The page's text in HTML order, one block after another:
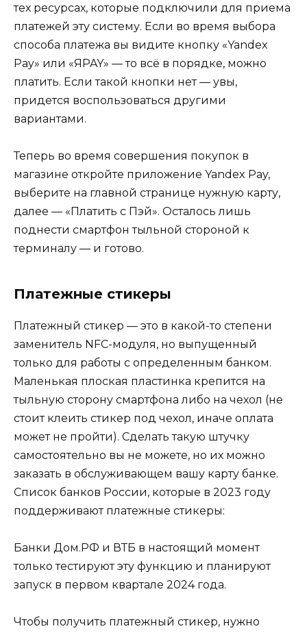
тех ресурсах, которые подключили для приема
платежей эту систему. Если во время выбора
способа платежа вы видите кнопку «Yandex
Pay» или «ЯPAY» — то всё в порядке, можно
платить. Если такой кнопки нет — увы,
придется воспользоваться другими
вариантами.
Теперь во время совершения покупок в
магазине откройте приложение Yandex Pay,
выберите на главной странице нужную карту,
далее — «Платить с Пэй». Осталось лишь
поднести смартфон тыльной стороной к
терминалу — и готово.
Платежные стикеры
Платежный стикер — это в какой-то степени
заменитель NFC-модуля, но выпущенный
только для работы с определенным банком.
Маленькая плоская пластинка крепится на
тыльную сторону смартфона либо на чехол (не
стоит клеить стикер под чехол, иначе оплата
может не пройти). Сделать такую штучку
самостоятельно вы не можете, но их можно
заказать в обслуживающем вашу карту банке.
Список банков России, которые в 2023 году
поддерживают платежные стикеры:
Банки Дом.РФ и ВТБ в настоящий момент
только тестируют эту функцию и планируют
запуск в первом квартале 2024 года.
Чтобы получить платежный стикер, нужно